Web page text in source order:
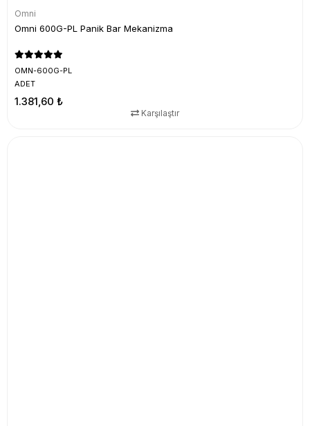
Omni
Omni 600G-PL Panik Bar Mekanizma
OMN-600G-PL
ADET
1.381,60 ₺
Karşılaştır